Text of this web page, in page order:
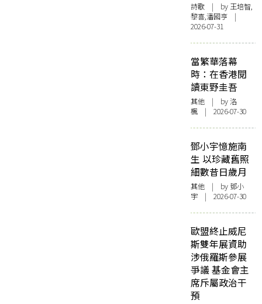
詩歌 | by 王培智,
黎喜,潘國亨 |
2026-07-31
當繁華落幕
時：在香港閱
讀東野圭吾
其他 | by洛
楓 | 2026-07-30
鄧小宇憶施南
生 以珍藏舊照
細數昔日歲月
其他 | by 鄧小
宇 | 2026-07-30
歐盟終止威尼
斯雙年展資助
涉俄羅斯參展
爭議 基金會主
席斥屬政治干
預